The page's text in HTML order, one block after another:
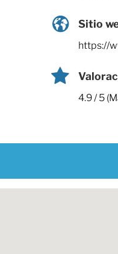
Sitio
https://
4.9 / 5